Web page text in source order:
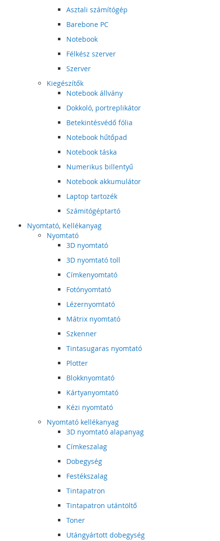
Asztali számítógép
Barebone PC
Notebook
Félkész szerver
Szerver
Kiegészítők
Notebook állvány
Dokkoló, portreplikátor
Betekintésvédő fólia
Notebook hűtőpad
Notebook táska
Numerikus billentyű
Notebook akkumulátor
Laptop tartozék
Számitógéptartó
Nyomtató, Kellékanyag
Nyomtató
3D nyomtató
3D nyomtató toll
Címkenyomtató
Fotónyomtató
Lézernyomtató
Mátrix nyomtató
Szkenner
Tintasugaras nyomtató
Plotter
Blokknyomtató
Kártyanyomtató
Kézi nyomtató
Nyomtató kellékanyag
3D nyomtató alapanyag
Címkeszalag
Dobegység
Festékszalag
Tintapatron
Tintapatron utántöltő
Toner
Utángyártott dobegység